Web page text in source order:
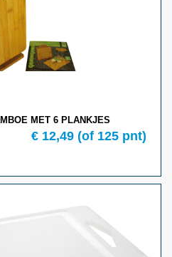
MET 6 PLANKJES
€ 12,49 (of 125 pnt)